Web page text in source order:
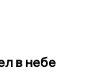
в небе